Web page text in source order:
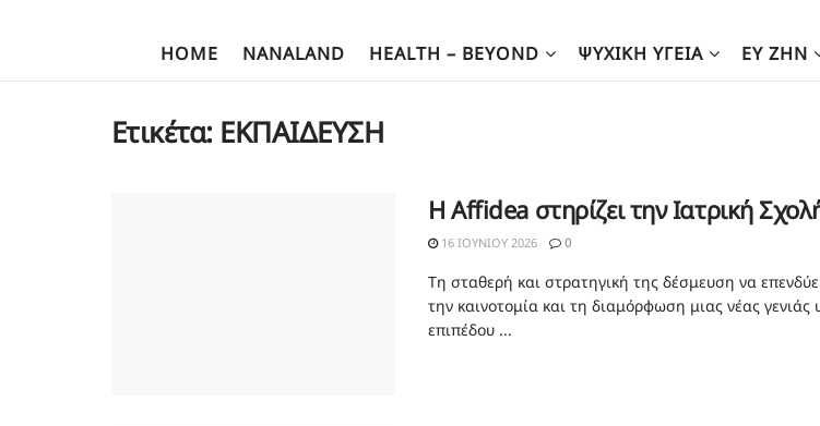
HOME NANALAND HEALTH – BEYOND ΨΥΧΙΚΉ ΥΓΕΊΑ ΕΥ ΖΗΝ
Ετικέτα: ΕΚΠΑΙΔΕΥΣΗ
Η Affidea στηρίζει την Ιατρική
16 ΙΟΥΝΊΟΥ 2026 0
Τη σταθερή και στρατηγική της δέσμευση να
την καινοτομία και τη διαμόρφωση μιας νέας γενιάς
επιπέδου ...